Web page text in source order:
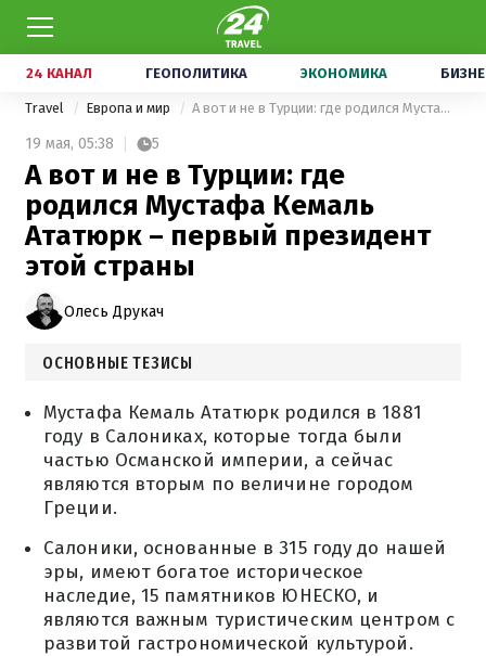
24 КАНАЛ ГЕОПОЛИТИКА ЭКОНОМИКА
Travel Европа и мир А вот и не в Турции: где родился Мустафа Кемаль Ататюрк – первый президент этой страны
19 мая, 05:38 5
А вот и не в Турции: где
родился Мустафа Кемаль
Ататюрк – первый президент
этой страны
Олесь Друкач
ОСНОВНЫЕ ТЕЗИСЫ
Мустафа Кемаль Ататюрк родился в 1881
году в Салониках, которые тогда были
частью Османской империи, а сейчас
являются вторым по величине городом
Греции.
Салоники, основанные в 315 году до нашей
эры, имеют богатое историческое
наследие, 15 памятников ЮНЕСКО, и
являются важным туристическим центром с
развитой гастрономической культурой.